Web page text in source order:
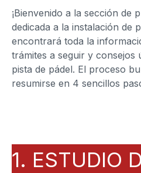
¡Bienvenido a la sección de
dedicada a la instalación de
encontrará toda la
trámites a seguir y consejos
pista de pádel. El proceso
resumirse en 4 sencillos
1. ESTUDIO